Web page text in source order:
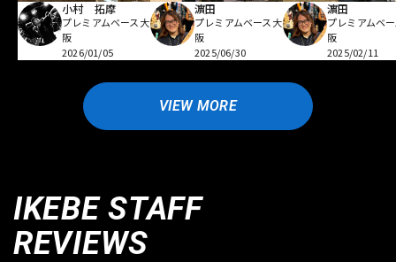
小村 拓摩
プレミアムベース大
阪
2026/01/05
濵田
プレミアムベース大
阪
2025/06/30
濵田
プレミアムベ
阪
2025/02/11
VIEW MORE
IKEBE STAFF
REVIEWS